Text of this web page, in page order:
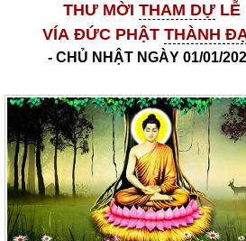
THƯ MỜI THAM DỰLỄ
VÍAĐỨC PHẬT THÀNH
- CHỦ NHẬT NGÀY 01/01/